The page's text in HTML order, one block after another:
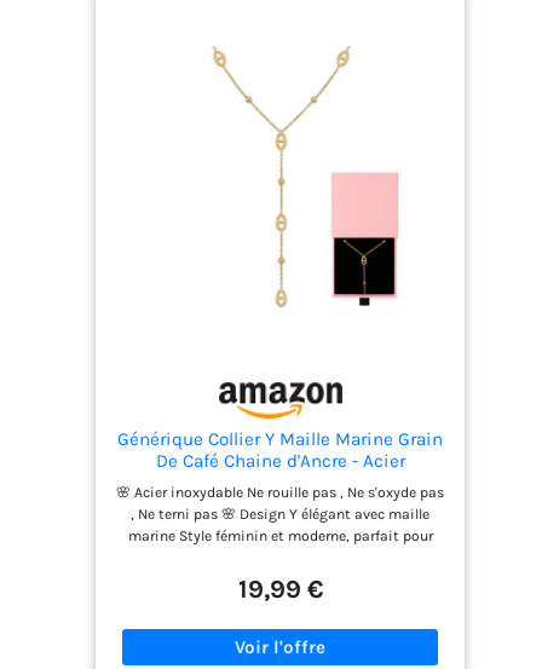
séparément ou ensemble pour un look superposé
avec d'autres chaînes. Le bracelet en or polyvalent
convient à toutes les occasions. 【Matériau de
Qualité】Ces colliers, bracelets, anneaux et
manchettes d'oreilles sont fabriqués en matériau
de haute qualité, à faible taux d'allergie et ne
sont pas faciles à rouiller ou à oxyder. Matériau
robuste, ces bijoux plaqués or sont durables et
dureront longtemps. 【Cadeau IdéAl】 L'ensemble
est le meilleur cadeau d'anniversaire pour les
amis, les amoureux, les couples, la mère ou votre
propre récompense. Idéal pour un anniversaire, la
Saint-Valentin, la fête des mères, un anniversaire
Générique Collier Y Maille Marine Grain
De Café Chaine d'Ancre - Acier
Inoxydable - Femme et Ado - Doré -
Argenté - Sautoir - Tendance -
Resistant à l'eau - Ne rouille pas - Idéd
cadeau MODULEVA
🌸 Acier inoxydable Ne rouille pas , Ne s'oxyde pas
, Ne terni pas 🌸 Design Y élégant avec maille
marine Style féminin et moderne, parfait pour
vacances. 🌸 Résistant à l’eau Portez-le sous la
douche, à la piscine ou à la plage sans craintes.
dorée préservées au fil du temps. 🌸 Cadeau idéal
19,99 €